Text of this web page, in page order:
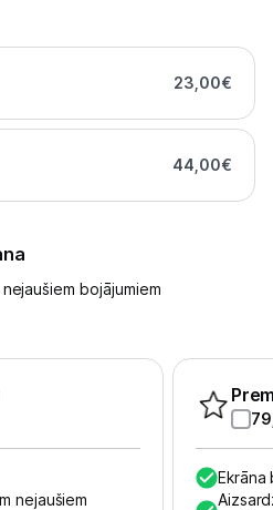
bojājumiem
nejaušiem
Ekrāna
23,00€
44,00€